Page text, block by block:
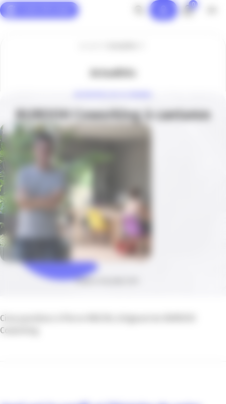
0
Actualités
BUROOH Coworking à cantaron
Publié le 08 juillet 2019
Cinq questions à Pierre MACHU, dirigeant de BUROOH
Coworking
Panneau de gestion des cookies